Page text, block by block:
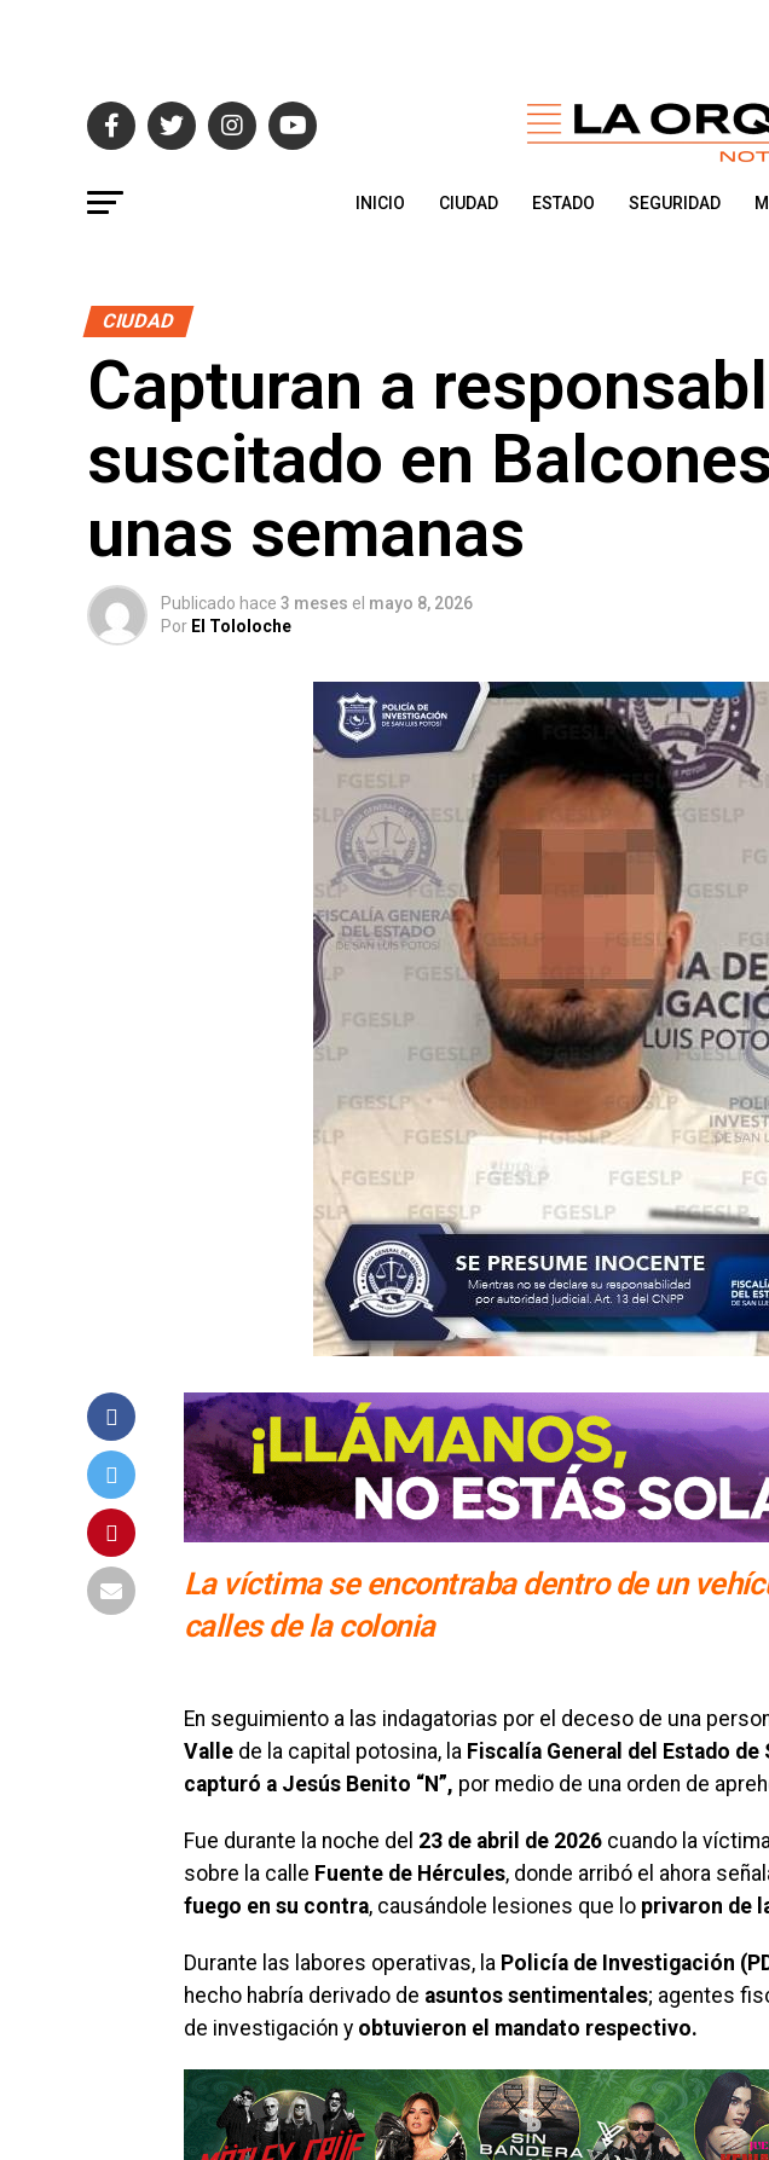
INICIO CIUDAD ESTADO SEGURIDAD
CIUDAD
Capturan a
suscitado en
unas semanas
Publicado hace 3 meses el mayo 8, 2026
Por El Tololoche
La víctima se encontraba dentro de un
calles de la colonia
En seguimiento a las indagatorias por el deceso de una
Valle de la capital potosina, la Fiscalía General del Estado de
capturó a Jesús Benito “N”, por medio de una orden de
Fue durante la noche del 23 de abril de 2026 cuando la
sobre la calle Fuente de Hércules, donde arribó el ahora
fuego en su contra, causándole lesiones que lo privaron de
Durante las labores operativas, la Policía de Investigación
hecho habría derivado de asuntos sentimentales; agentes
de investigación y obtuvieron el mandato respectivo.